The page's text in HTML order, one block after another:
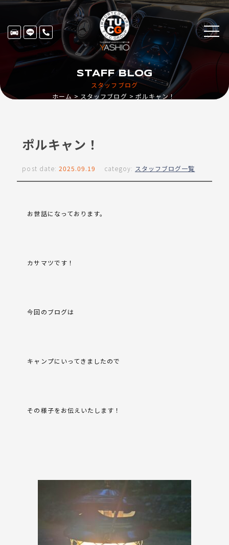
スタッフブログ
STAFF BLOG
ホーム スタッフブログ ポルキャン！
ポルキャン！
post date: 2025.09.19 categoy: スタッフブログ一覧
お世話になっております。
カサマツです！
今回のブログは
キャンプにいってきましたので
その様子をお伝えいたします！